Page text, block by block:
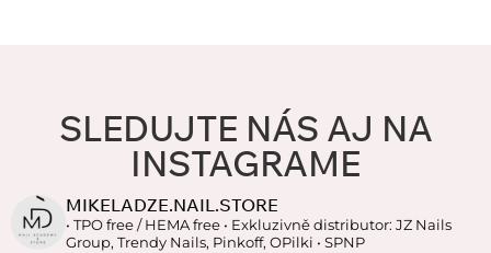
SLEDUJTE NÁS AJ NA
INSTAGRAME
MIKELADZE.NAIL.STORE
• TPO free / HEMA free • Exkluzivně distributor: JZ Nails
Group, Trendy Nails, Pinkoff, OPilki • SPNP